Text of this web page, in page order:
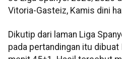
Vitoria-Gasteiz, Kamis dini
Dikutip dari laman Liga
pada pertandingan itu dibuat